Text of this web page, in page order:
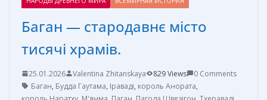
Баган — стародавнє місто
тисячі храмів.
25.01.2026 Valentina Zhitanskaya 829 Views
0 Comments
Баган, Будда Гаутама, Іраваді, король Анората,